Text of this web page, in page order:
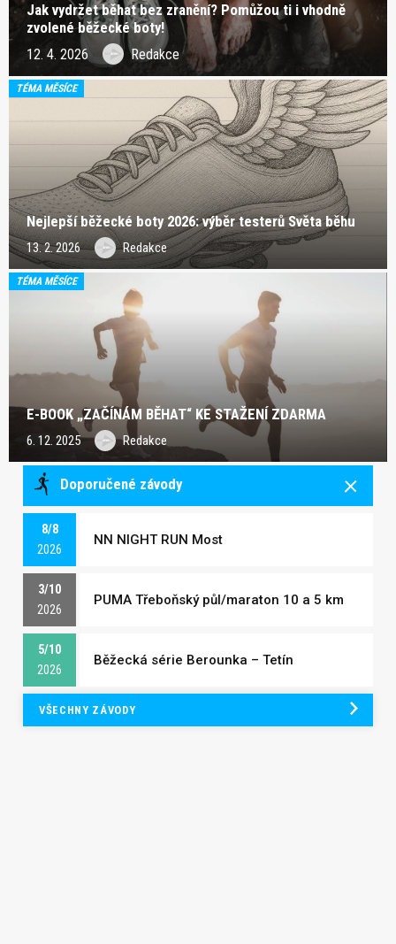
Jak vydržet běhat bez zranění? Pomůžou ti i vhodně
zvolené běžecké boty!
12. 4. 2026 Redakce
TÉMA MĚSÍCE
Nejlepší běžecké boty 2026: výběr testerů Světa běhu
13. 2. 2026 Redakce
TÉMA MĚSÍCE
E-BOOK „ZAČÍNÁM BĚHAT“ KE STAŽENÍ ZDARMA
6. 12. 2025 Redakce
Doporučené závody
8/8
2026
NN NIGHT RUN Most
3/10
2026
PUMA Třeboňský půl/maraton 10 a 5 km
5/10
2026
Běžecká série Berounka – Tetín
VŠECHNY ZÁVODY